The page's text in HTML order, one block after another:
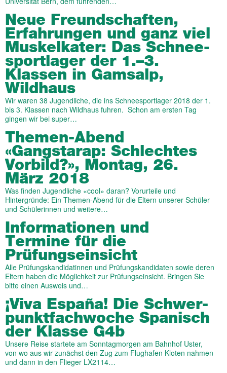
Neue Freund­schaften,
Erfahrungen und ganz viel
Muskel­kater: Das Schnee­
sport­lager der 1.–3.
Klassen in Gamsalp,
Wildhaus
Wir waren 38 Jugendliche, die ins Schneesportlager 2018 der 1.
bis 3. Klassen nach Wildhaus fuhren. Schon am ersten Tag
gingen wir bei super…
Themen-Abend
«Gangstarap: Schlechtes
Vor­bild?», Montag, 26.
März 2018
Was finden Jugendliche «cool» daran? Vorurteile und
Hintergründe: Ein Themen-Abend für die Eltern unserer Schüler
und Schülerinnen und weitere…
Informationen und
Termine für die
Prüfungseinsicht
Alle Prüfungskandidatinnen und Prüfungskandidaten sowie deren
Eltern haben die Möglichkeit zur Prüfungseinsicht. Bringen Sie
bitte einen Ausweis und…
¡Viva España! Die Schwer­
punkt­fach­woche Spanisch
der Klasse G4b
Unsere Reise startete am Sonntagmorgen am Bahnhof Uster,
von wo aus wir zunächst den Zug zum Flughafen Kloten nahmen
und dann in den Flieger LX2114…